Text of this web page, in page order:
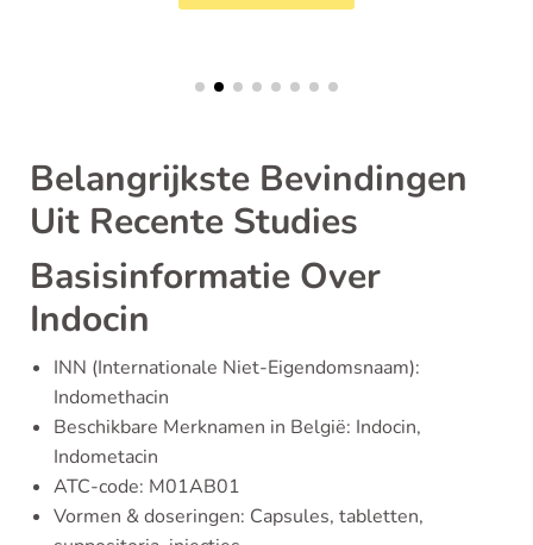
Belangrijkste Bevindingen
Uit Recente Studies
Basisinformatie Over
Indocin
INN (Internationale Niet-Eigendomsnaam):
Indomethacin
Beschikbare Merknamen in België: Indocin,
Indometacin
ATC-code: M01AB01
Vormen & doseringen: Capsules, tabletten,